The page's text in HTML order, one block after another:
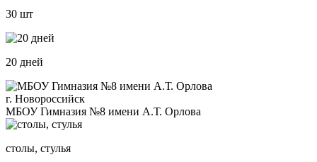
30 шт
20 дней
г. Новороссийск
МБОУ Гимназия №8 имени А.Т. Орлова
столы, стулья